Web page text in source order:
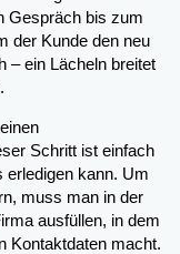
Gespräch bis zum
der Kunde den neu
– ein Lächeln breitet
Schritt ist einfach
erledigen kann. Um
muss man in der
ausfüllen, in dem
Kontaktdaten macht.